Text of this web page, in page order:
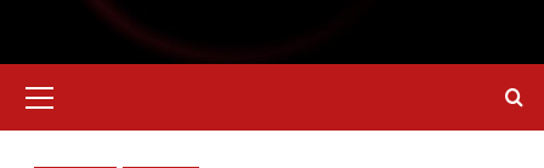
Menu